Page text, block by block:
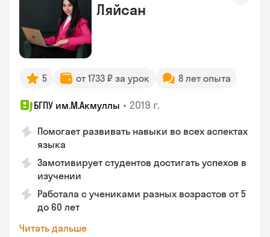
Ляйсан
5 от 1733 ₽ за урок 8 лет опыта
БГПУ им.М.Акмуллы • 2019 г.
Помогает развивать навыки во всех аспектах
языка
Замотивирует студентов достигать успехов в
изучении
Работала с учениками разных возрастов от 5
до 60 лет
Читать дальше